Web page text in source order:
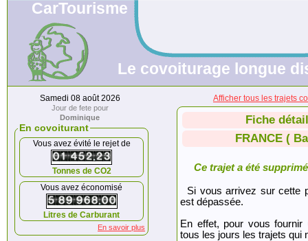
CarTourisme
Le covoiturage longue
Samedi 08 août 2026
Jour de fete pour
Dominique
En covoiturant
Vous avez évité le rejet de
Tonnes de CO2
Vous avez économisé
Litres de Carburant
En savoir plus
Afficher tous les trajets
Fiche
FRANCE (
Ce trajet a été
Si vous arrivez sur cette
est dépassée.
En effet, pour vous fournir
tous les jours les trajets qui